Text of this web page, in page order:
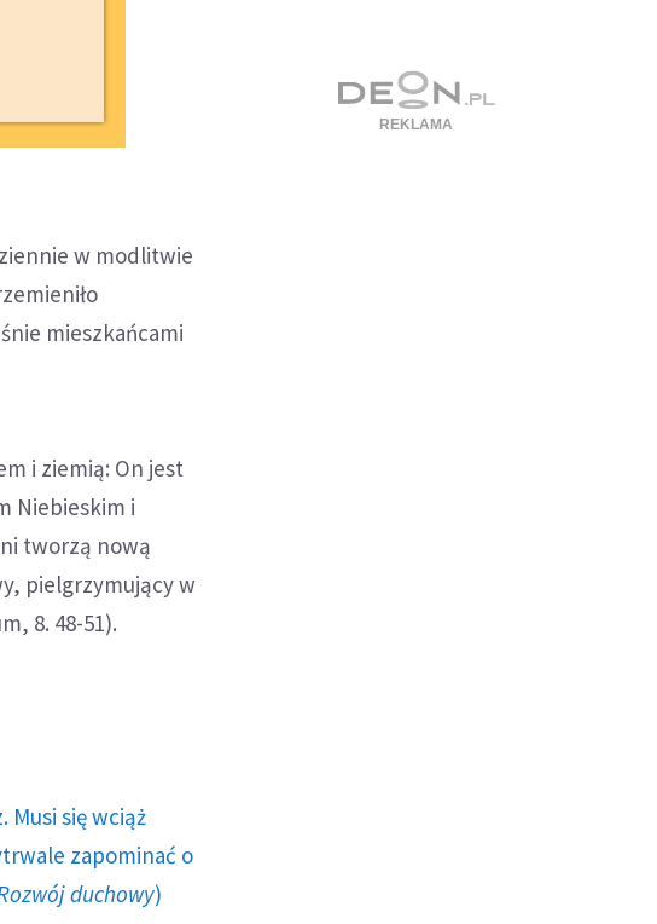
w modlitwie
mieszkańcami
i ziemią: On jest
Niebieskim i
tworzą nową
pielgrzymujący w
8. 48-51).
Musi się wciąż
zapominać o
duchowy)